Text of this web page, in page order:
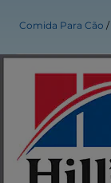
Comida Para Cão